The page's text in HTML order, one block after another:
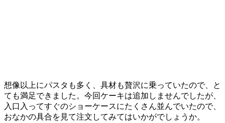
想像以上にパスタも多く、具材も贅沢に乗っていたので、と
ても満足できました。今回ケーキは追加しませんでしたが、
入口入ってすぐのショーケースにたくさん並んでいたので、
おなかの具合を見て注文してみてはいかがでしょうか。